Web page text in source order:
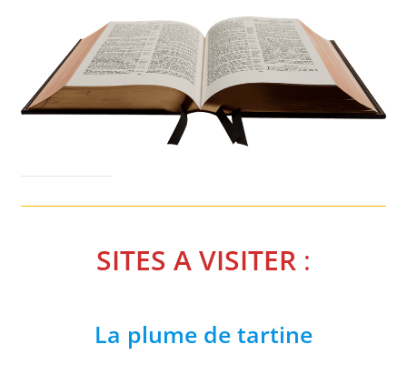
SITES A VISITER:
La plume de tartine